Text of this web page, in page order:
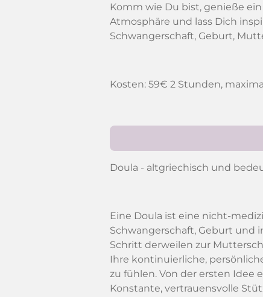
Komm wie Du bist, genieße
Atmosphäre und lass Dich
Schwangerschaft, Geburt,
Kosten: 59€ 2 Stunden,
Doula - altgriechisch und
Eine Doula ist eine nicht-
Schwangerschaft, Geburt
Schritt derweilen zur
Ihre kontinuierliche,
zu fühlen. Von der ersten Idee
Konstante, vertrauensvolle